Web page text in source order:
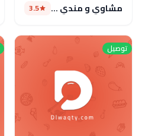
مشاوي و مندي (مغلق) 3.5
توصيل